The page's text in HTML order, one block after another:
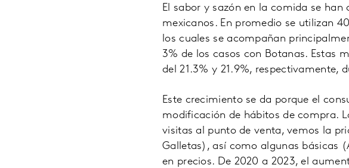
El sabor y sazón en la comida se
mexicanos. En promedio se utilizan
los cuales se acompañan
3% de los casos con Botanas. Estas
del 21.3% y 21.9%, respectivamente,
Este crecimiento se da porque el
modificación de hábitos de compra.
visitas al punto de venta, vemos la
Galletas), así como algunas básicas
en precios. De 2020 a 2023, el